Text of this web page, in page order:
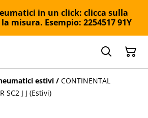
in un click: clicca sulla
misura. Esempio: 2254517 91Y
estivi / CONTINENTAL
SC2 J J (Estivi)